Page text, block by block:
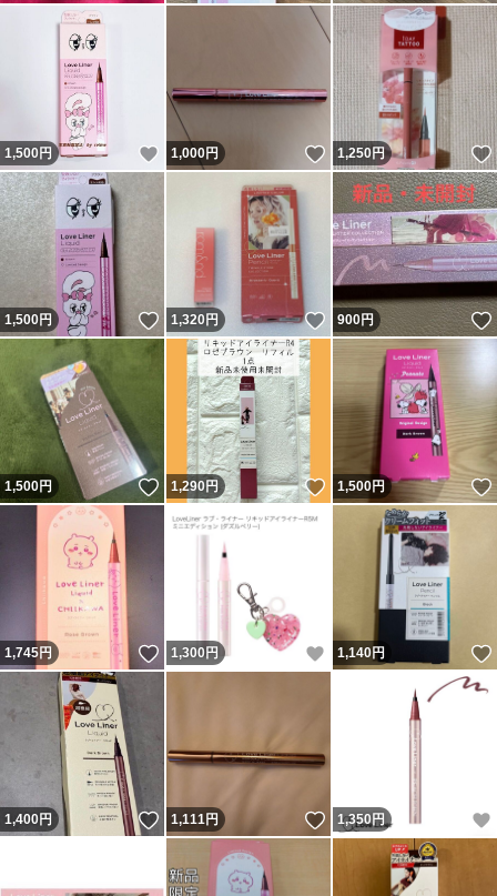
1,500円 いいね！
1,000円 いいね！
1,250円
1,500円 いいね！
1,320円 いいね！
900円
1,500円 いいね！
1,290円 いいね！
1,500円
1,745円 いいね！
1,300円 いいね！
1,140円
1,400円 いいね！
1,111円 いいね！
1,350円